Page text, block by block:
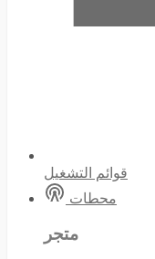
قوائم التشغيل
محطات
متجر